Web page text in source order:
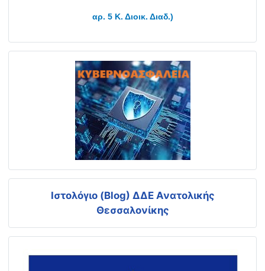
αρ. 5 Κ. Διοικ. Διαδ.)
Ιστολόγιο (Blog) ΔΔΕ Ανατολικής
Θεσσαλονίκης